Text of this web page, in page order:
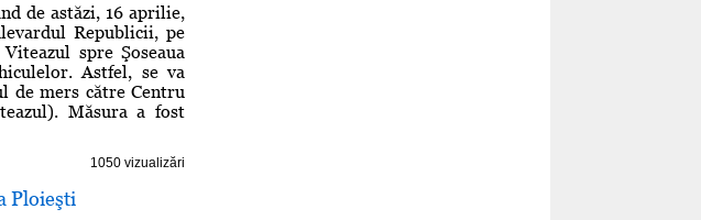
de astăzi, 16 aprilie,
Republicii, pe
spre Şoseaua
Astfel, se va
de mers către Centru
Măsura a fost
1050 vizualizări
Ploieşti